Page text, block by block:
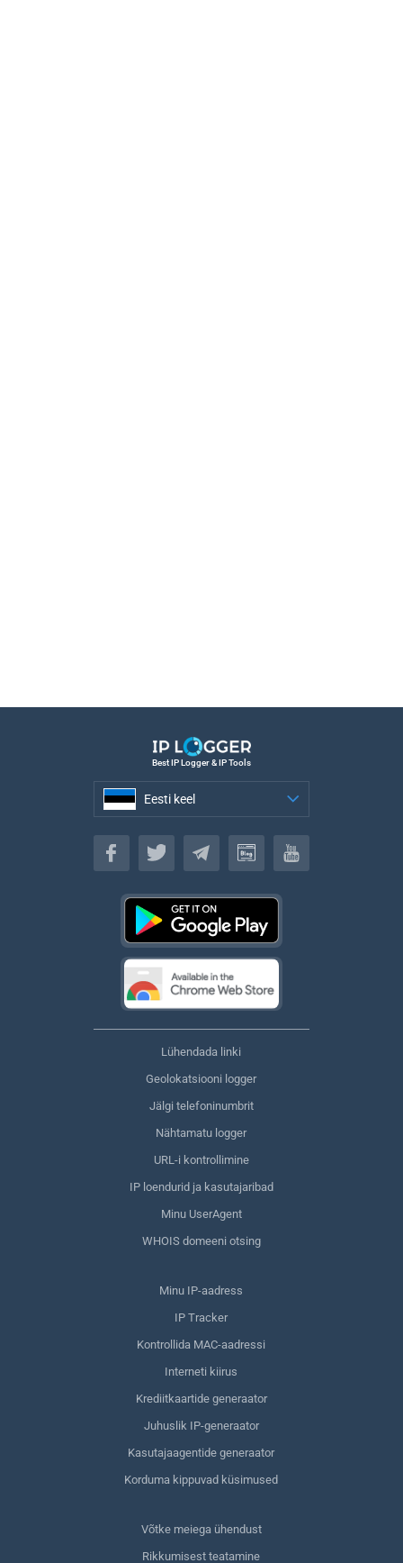
Best IP Logger & IP Tools
Eesti keel
Eesti keel
Lühendada linki
Geolokatsiooni logger
Jälgi telefoninumbrit
Nähtamatu logger
URL-i kontrollimine
IP loendurid ja kasutajaribad
Minu UserAgent
WHOIS domeeni otsing
Minu IP-aadress
IP Tracker
Kontrollida MAC-aadressi
Interneti kiirus
Krediitkaartide generaator
Juhuslik IP-generaator
Kasutajaagentide generaator
Korduma kippuvad küsimused
Võtke meiega ühendust
Rikkumisest teatamine